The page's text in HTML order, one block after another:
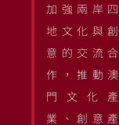
加強兩岸四
地文化與創
意的交流合
作，推動澳
門文化產
業、創意產